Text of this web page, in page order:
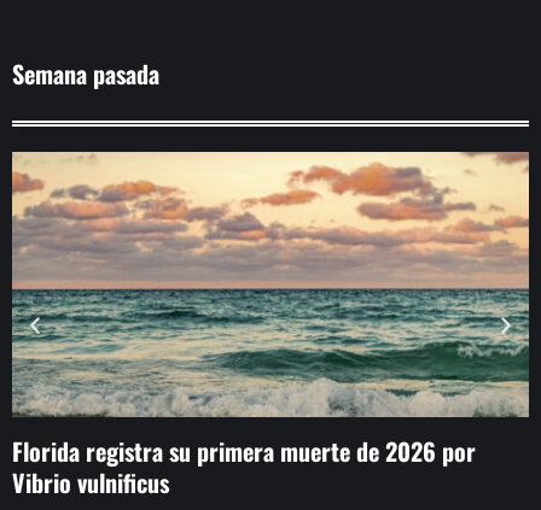
Semana pasada
Florida registra su primera muerte de 2026 por
Vibrio vulnificus